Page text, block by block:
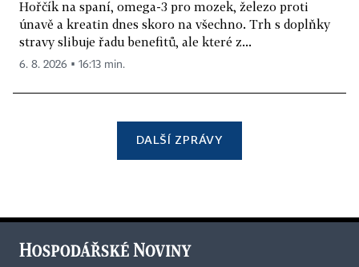
Hořčík na spaní, omega-3 pro mozek, železo proti
únavě a kreatin dnes skoro na všechno. Trh s doplňky
stravy slibuje řadu benefitů, ale které z...
6. 8. 2026 ▪ 16:13 min.
DALŠÍ ZPRÁVY